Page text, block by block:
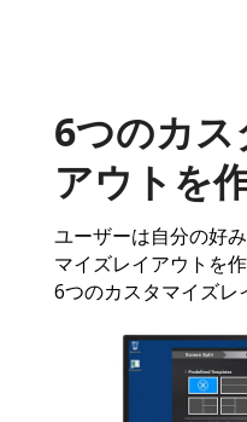
6つのカス
アウトを
ユーザーは自分の好
マイズレイアウトを
6つのカスタマイズレ